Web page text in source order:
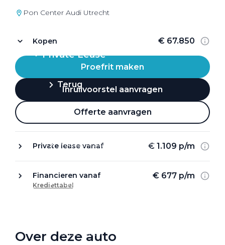
Private Lease
Terug
Website Pon Center Zakelijk
Lease aanbod
Lease acties
Pon Center Audi Utrecht
Kopen € 67.850
Proefrit maken
Inruilvoorstel aanvragen
Offerte aanvragen
Private lease vanaf € 1.109 p/m
Financieren vanaf € 677 p/m
Krediettabel
Over deze auto